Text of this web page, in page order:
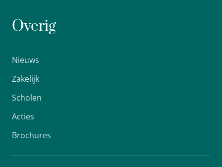
Overig
Nieuws
Zakelijk
Scholen
Acties
Brochures